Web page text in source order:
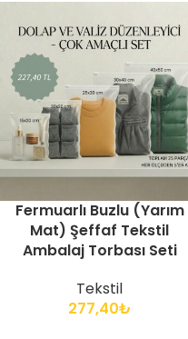
Fermuarlı Buzlu (Yarım
Mat) Şeffaf Tekstil
Ambalaj Torbası Seti
Tekstil
277,40₺